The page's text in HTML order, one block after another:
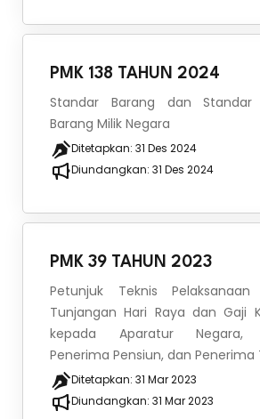
PMK 138 TAHUN 2024
Standar Barang dan Standar
Barang Milik Negara
Ditetapkan: 31 Des 2024
Diundangkan: 31 Des 2024
PMK 39 TAHUN 2023
Petunjuk Teknis Pelaksanaan
Tunjangan Hari Raya dan Gaji
kepada Aparatur Negara,
Penerima Pensiun, dan Penerima
Ditetapkan: 31 Mar 2023
Diundangkan: 31 Mar 2023